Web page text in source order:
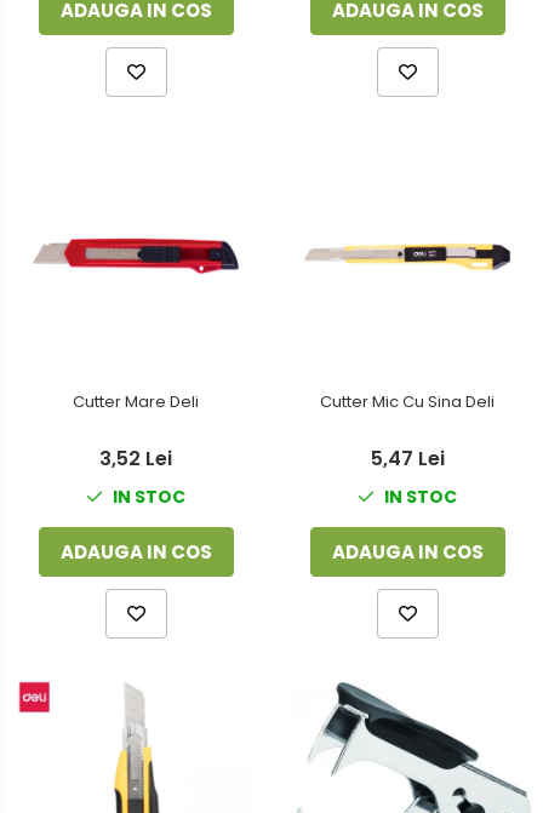
ADAUGA IN COS ADAUGA IN COS
Cutter Mare Deli
3,52 Lei
IN STOC
ADAUGA IN COS
Cutter Mic Cu Sina Deli
5,47 Lei
IN STOC
ADAUGA IN COS